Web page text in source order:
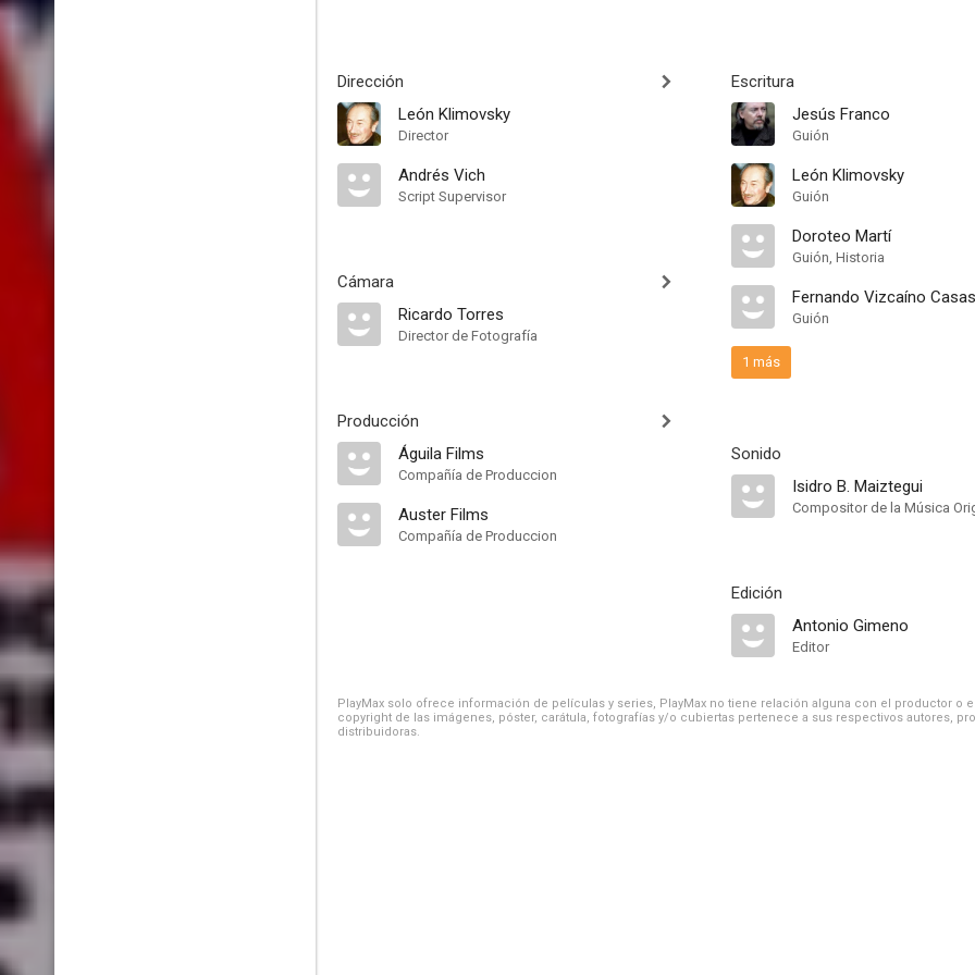
Dirección
León Klimovsky
Director
Andrés Vich
Script Supervisor
Cámara
Ricardo Torres
Director de Fotografía
Producción
Águila Films
Compañía de Produccion
Auster Films
Compañía de Produccion
Escritura
Jesús Franco
Guión
León Klimovsky
Guión
Doroteo Martí
Guión, Historia
Fernando Vizcaíno Casas
Guión
1 más
Sonido
Isidro B. Maiztegui
Compositor de la Música
Edición
Antonio Gimeno
Editor
PlayMax solo ofrece información de películas y series, PlayMax no tiene relación alguna con el productor o
copyright de las imágenes, póster, carátula, fotografías y/o cubiertas pertenece a sus respectivos autores,
distribuidoras.